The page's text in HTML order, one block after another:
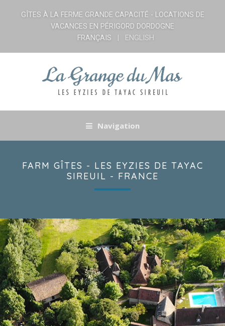
GÎTES À LA FERME GRANDE CAPACITÉ - LOCATIONS DE
VACANCES EN PÉRIGORD DORDOGNE
FRANÇAIS
ENGLISH
Navigation
FARM GÎTES - LES EYZIES DE TAYAC
SIREUIL - FRANCE